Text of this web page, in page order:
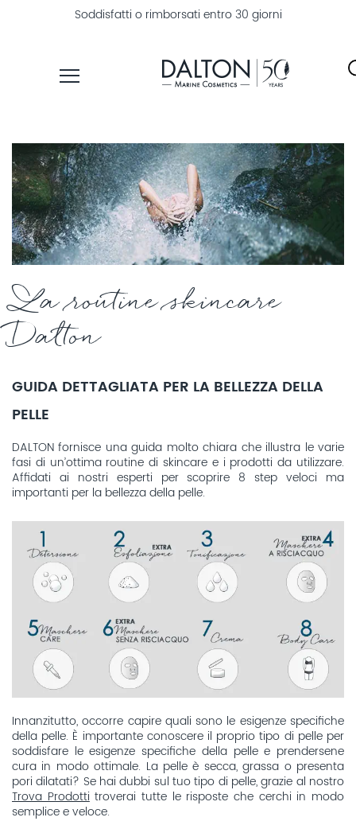
Soddisfatti o rimborsati entro 30 giorni
LINEE
TROVA
PRODOTTI
ESPLORA
DALTON
MAGAZINE
La routine skincare
Dalton
GUIDA DETTAGLIATA PER LA BELLEZZA DELLA
PELLE
DALTON fornisce una guida molto chiara che illustra le varie
fasi di un’ottima routine di skincare e i prodotti da utilizzare.
Affidati ai nostri esperti per scoprire 8 step veloci ma
importanti per la bellezza della pelle.
Innanzitutto, occorre capire quali sono le esigenze specifiche
della pelle. È importante conoscere il proprio tipo di pelle per
soddisfare le esigenze specifiche della pelle e prendersene
cura in modo ottimale. La pelle è secca, grassa o presenta
pori dilatati? Se hai dubbi sul tuo tipo di pelle, grazie al nostro
Trova Prodottitroverai tutte le risposte che cerchi in modo
semplice e veloce.